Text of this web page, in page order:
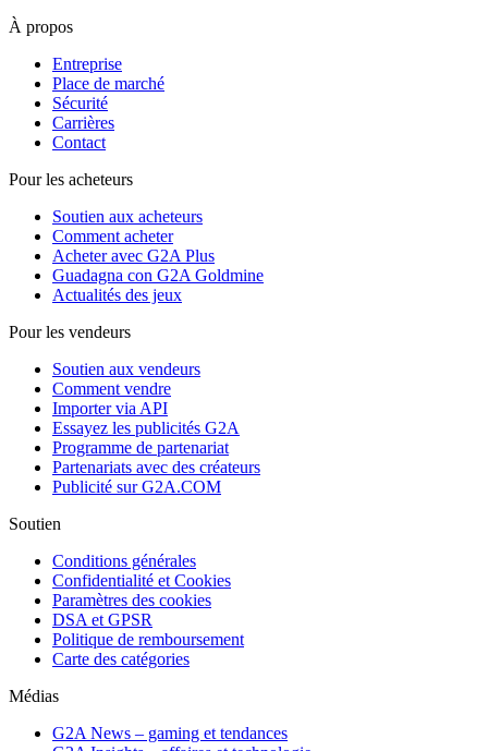
À propos
Entreprise
Place de marché
Sécurité
Carrières
Contact
Pour les acheteurs
Soutien aux acheteurs
Comment acheter
Acheter avec G2A Plus
Guadagna con G2A Goldmine
Actualités des jeux
Pour les vendeurs
Soutien aux vendeurs
Comment vendre
Importer via API
Essayez les publicités G2A
Programme de partenariat
Partenariats avec des créateurs
Publicité sur G2A.COM
Soutien
Conditions générales
Confidentialité et Cookies
Paramètres des cookies
DSA et GPSR
Politique de remboursement
Carte des catégories
Médias
G2A News – gaming et tendances